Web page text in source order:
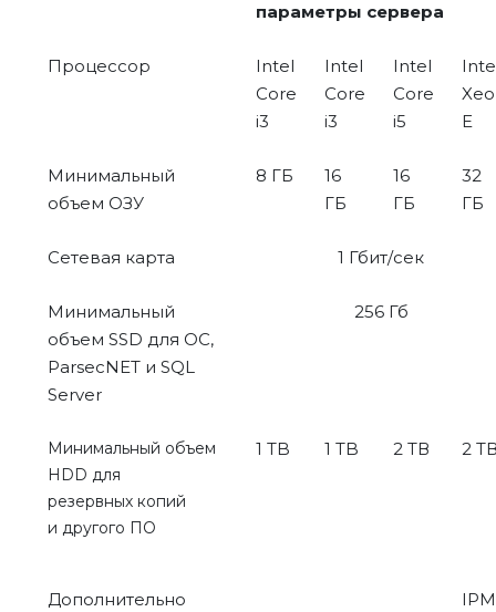
параметры сервера
Процессор
Intel
Core
i3
Intel
Core
i3
Intel
Core
i5
E
Минимальный
объем ОЗУ
8 ГБ
16
ГБ
16
ГБ
32
ГБ
Сетевая карта 1 Гбит/сек
Минимальный
объем SSD для ОС,
ParsecNET и SQL
Server
256 Гб
Минимальный объем
HDD для
резервных копий
и другого ПО
1 TB 1 TB 2 ТВ 2
Дополнительно